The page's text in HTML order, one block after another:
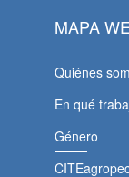
MAPA
Quiénes
En qué
Género